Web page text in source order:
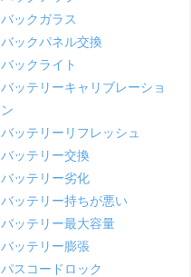
バックガラス
バックパネル交換
バックライト
バッテリーキャリブレーショ
ン
バッテリーリフレッシュ
バッテリー交換
バッテリー劣化
バッテリー持ちが悪い
バッテリー最大容量
バッテリー膨張
パスコードロック